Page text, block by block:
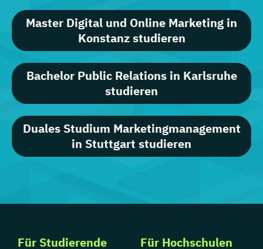
Master Digital und Online Marketing in
Konstanz studieren
Bachelor Public Relations in Karlsruhe
studieren
Duales Studium Marketingmanagement
in Stuttgart studieren
Für Studierende Für Hochschulen